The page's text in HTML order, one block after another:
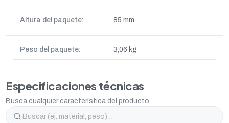
Altura del paquete: 85 mm
Peso del paquete: 3,06 kg
Especificaciones técnicas
Busca cualquier característica del producto.